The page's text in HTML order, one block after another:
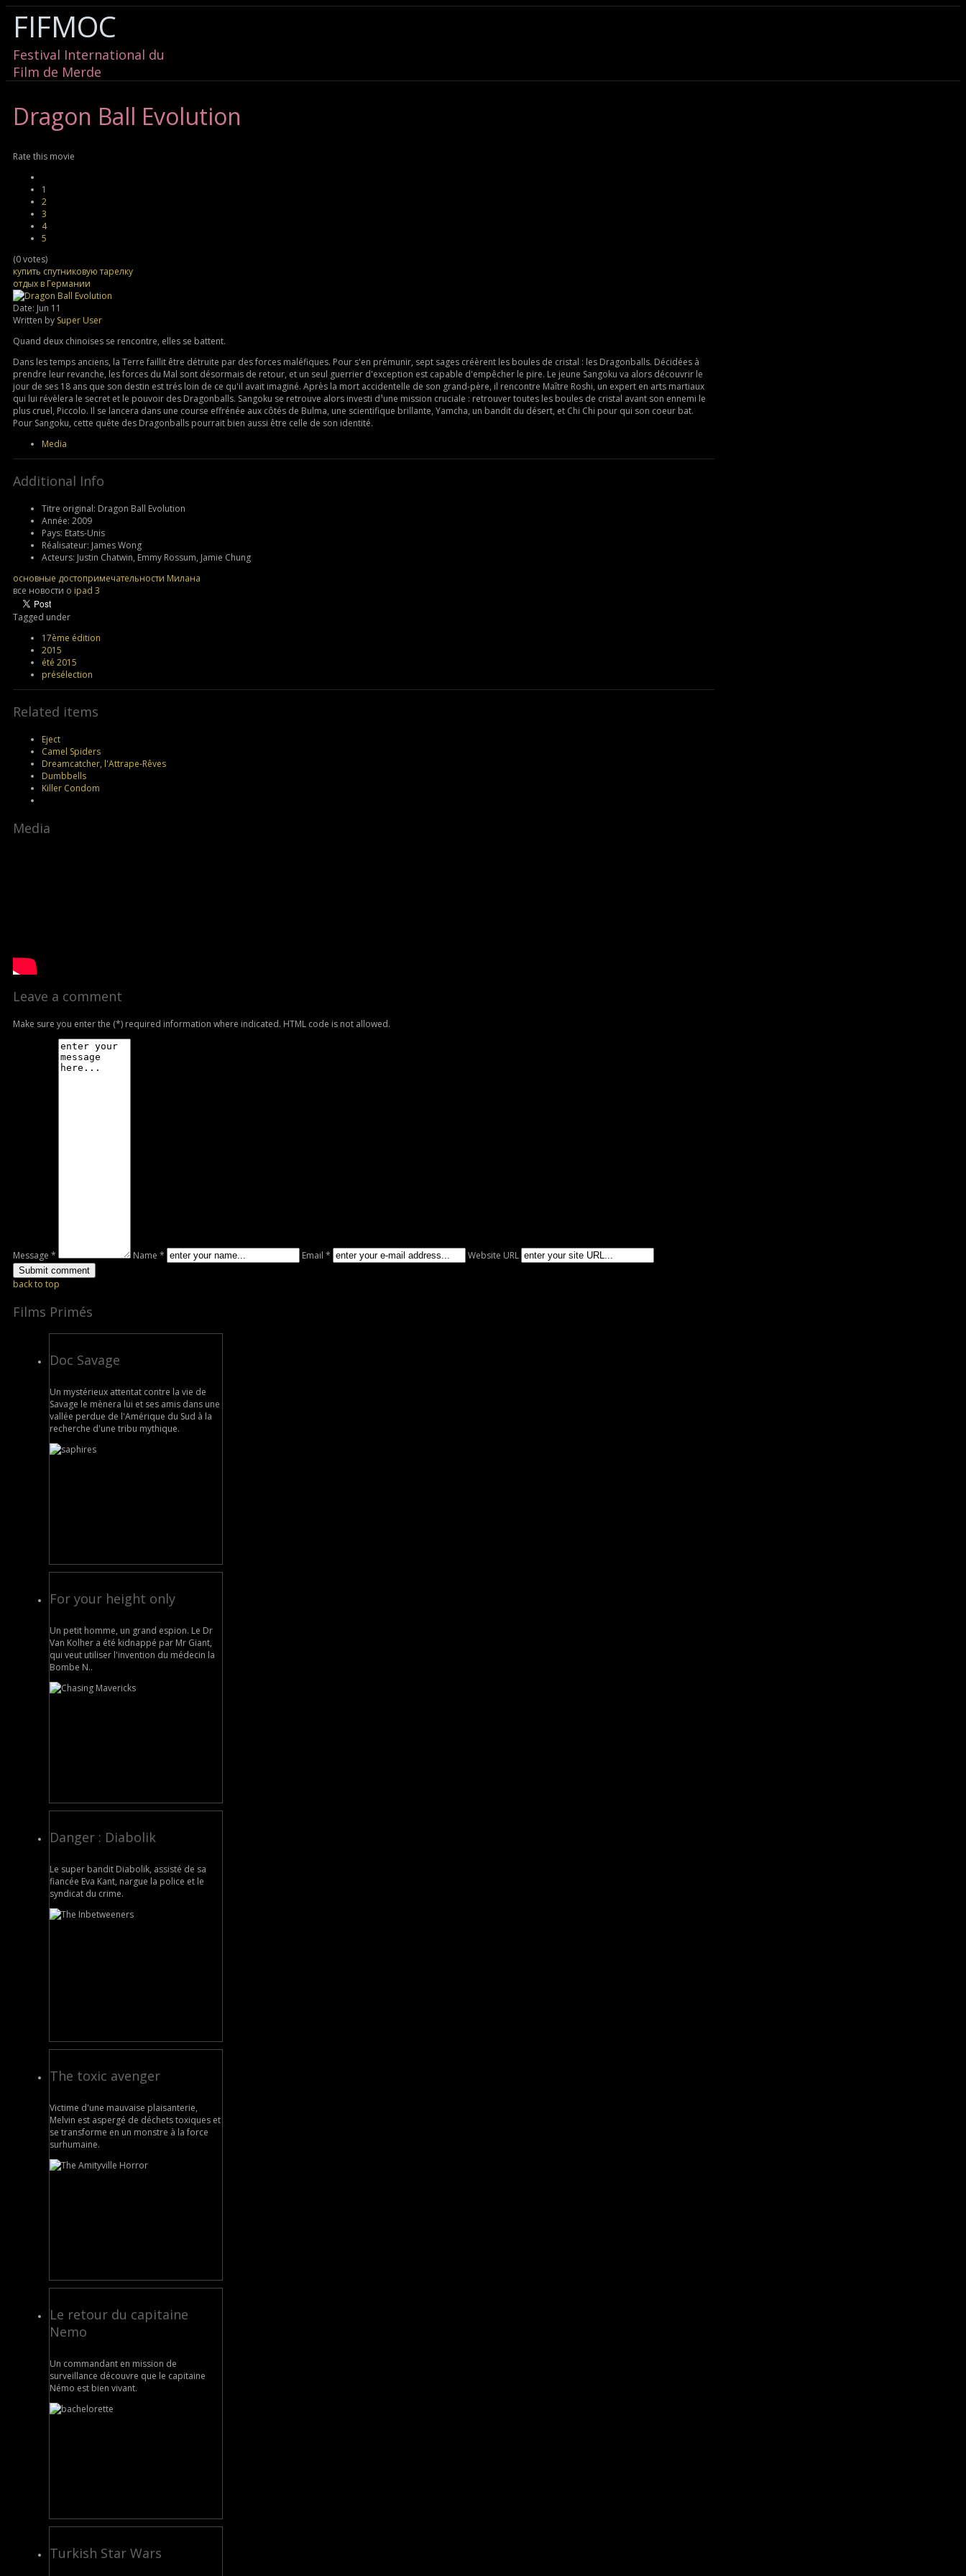
FIFMOC
Festival International du
Film de Merde
Dragon Ball Evolution
Rate this movie
1
2
3
4
5
(0 votes)
купить спутниковую тарелку
отдых в Германии
Date: Jun 11
Written by Super User
Quand deux chinoises se rencontre, elles se battent.
Dans les temps anciens, la Terre faillit être détruite par des forces maléfiques. Pour s'en prémunir, sept sages créèrent les boules de cristal : les Dragonballs. Décidées à
prendre leur revanche, les forces du Mal sont désormais de retour, et un seul guerrier d'exception est capable d'empêcher le pire. Le jeune Sangoku va alors découvrir le
jour de ses 18 ans que son destin est trés loin de ce qu'il avait imaginé. Après la mort accidentelle de son grand-père, il rencontre Maître Roshi, un expert en arts martiaux
qui lui révèlera le secret et le pouvoir des Dragonballs. Sangoku se retrouve alors investi d¹une mission cruciale : retrouver toutes les boules de cristal avant son ennemi le
plus cruel, Piccolo. Il se lancera dans une course effrénée aux côtés de Bulma, une scientifique brillante, Yamcha, un bandit du désert, et Chi Chi pour qui son coeur bat.
Pour Sangoku, cette quête des Dragonballs pourrait bien aussi être celle de son identité.
Media
Additional Info
Titre original: Dragon Ball Evolution
Année: 2009
Pays: Etats-Unis
Réalisateur: James Wong
Acteurs: Justin Chatwin, Emmy Rossum, Jamie Chung
основные достопримечательности Милана
все новости о ipad 3
Tagged under
17ème édition
2015
été 2015
présélection
Related items
Eject
Camel Spiders
Dreamcatcher, l'Attrape-Rêves
Dumbbells
Killer Condom
Media
Leave a comment
Make sure you enter the (*) required information where indicated. HTML code is not allowed.
Message * Name * Email * Website URL
back to top
Films Primés
Doc Savage
Un mystérieux attentat contre la vie de
Savage le mènera lui et ses amis dans une
vallée perdue de l'Amérique du Sud à la
recherche d'une tribu mythique.
For your height only
Un petit homme, un grand espion. Le Dr
Van Kolher a été kidnappé par Mr Giant,
qui veut utiliser l'invention du médecin la
Bombe N..
Danger : Diabolik
Le super bandit Diabolik, assisté de sa
fiancée Eva Kant, nargue la police et le
syndicat du crime.
The toxic avenger
Victime d'une mauvaise plaisanterie,
Melvin est aspergé de déchets toxiques et
se transforme en un monstre à la force
surhumaine.
Le retour du capitaine
Nemo
Un commandant en mission de
surveillance découvre que le capitaine
Némo est bien vivant.
Turkish Star Wars